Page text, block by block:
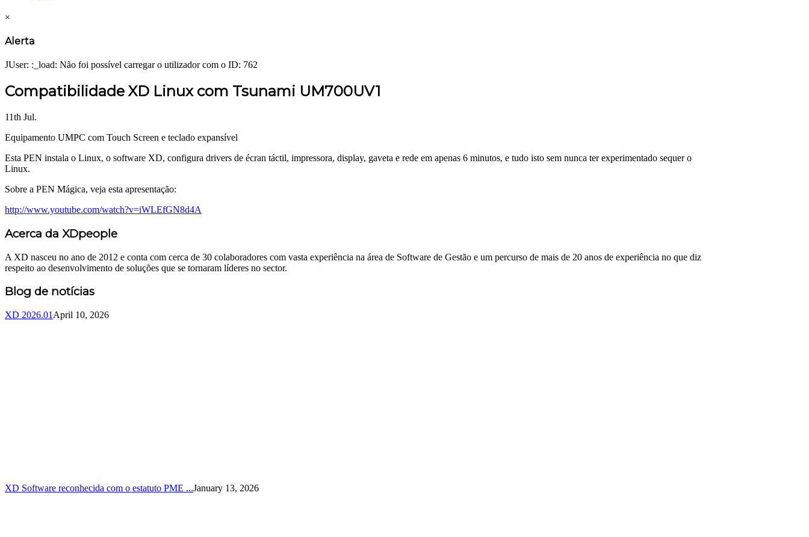
×
Alerta
JUser: :_load: Não foi possível carregar o utilizador com o ID: 762
Compatibilidade XD Linux com Tsunami UM700UV1
11th Jul.
Equipamento UMPC com Touch Screen e teclado expansível
Esta PEN instala o Linux, o software XD, configura drivers de écran táctil, impressora, display, gaveta e rede em apenas 6 minutos, e tudo isto sem nunca ter experimentado sequer o
Linux.
Sobre a PEN Mágica, veja esta apresentação:
http://www.youtube.com/watch?v=iWLEfGN8d4A
Acerca da XDpeople
A XD nasceu no ano de 2012 e conta com cerca de 30 colaboradores com vasta experiência na área de Software de Gestão e um percurso de mais de 20 anos de experiência no que diz
respeito ao desenvolvimento de soluções que se tornaram líderes no sector.
Blog de notícias
XD 2026.01 April 10, 2026
XD Software reconhecida com o estatuto PME ...January 13, 2026